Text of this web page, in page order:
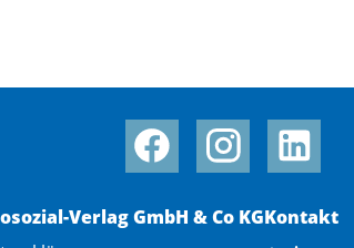
Verlag GmbH & Co KGKontakt